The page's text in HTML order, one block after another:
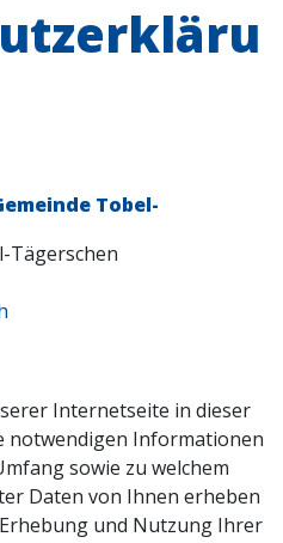
Tobel-
Tägerschen
Internetseite in dieser
notwendigen Informationen
sowie zu welchem
Daten von Ihnen erheben
und Nutzung Ihrer